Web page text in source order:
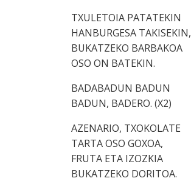
TXULETOIA PATATEKIN
HANBURGESA TAKISEKIN,
BUKATZEKO BARBAKOA
OSO ON BATEKIN.
BADABADUN BADUN
BADUN, BADERO. (X2)
AZENARIO, TXOKOLATE
TARTA OSO GOXOA,
FRUTA ETA IZOZKIA
BUKATZEKO DORITOA.